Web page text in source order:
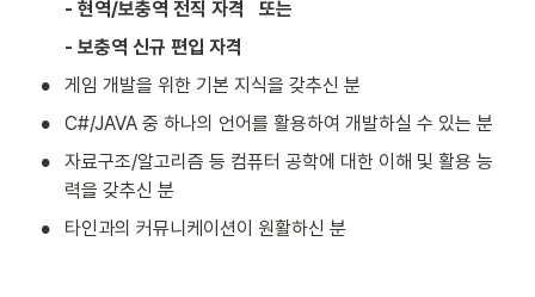
       - 현역/보충역 전직 자격   또는
       - 보충역 신규 편입 자격
• 게임 개발을 위한 기본 지식을 갖추신 분
• C#/JAVA 중 하나의 언어를 활용하여 개발하실 수 있는 분
•
자료구조/알고리즘 등 컴퓨터 공학에 대한 이해 및 활용 능
력을 갖추신 분
• 타인과의 커뮤니케이션이 원활하신 분